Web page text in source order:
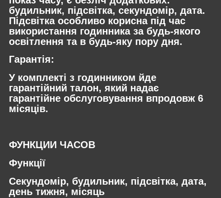
будильник, підсвітка, секундомір, дата.
Підсвітка особливо корисна під час
використання годинника за будь-якого
освітлення та в будь-яку пору дня.
Гарантія:
У комплекті з годинником йде
гарантійний талон, який надає
гарантійне обслуговування впродовж 6
місяців.
ФУНКЦИИ ЧАСОВ
Функції
Секундомір, будильник, підсвітка, дата,
день тижня, місяць